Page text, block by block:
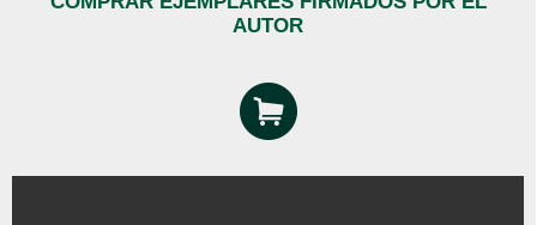
AUTOR